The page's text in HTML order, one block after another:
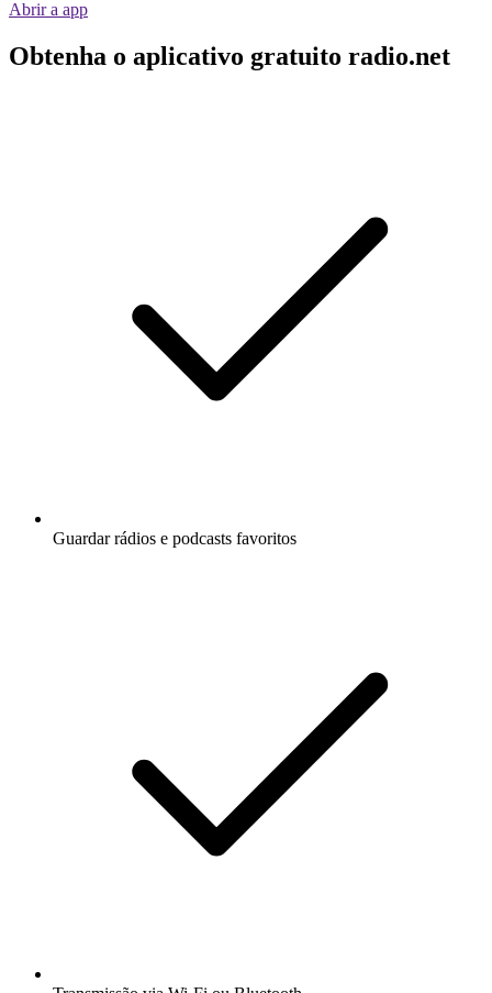
Abrir a app
Obtenha o aplicativo gratuito radio.net
Guardar rádios e podcasts favoritos